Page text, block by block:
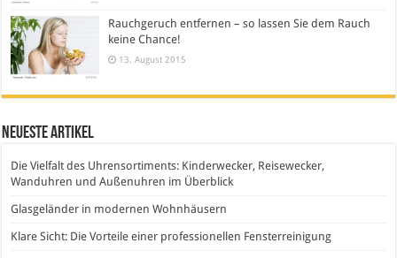
Rauchgeruch entfernen – so lassen Sie dem Rauch
keine Chance!
13. August 2015
Neueste Artikel
Die Vielfalt des Uhrensortiments: Kinderwecker, Reisewecker,
Wanduhren und Außenuhren im Überblick
Glasgeländer in modernen Wohnhäusern
Klare Sicht: Die Vorteile einer professionellen Fensterreinigung